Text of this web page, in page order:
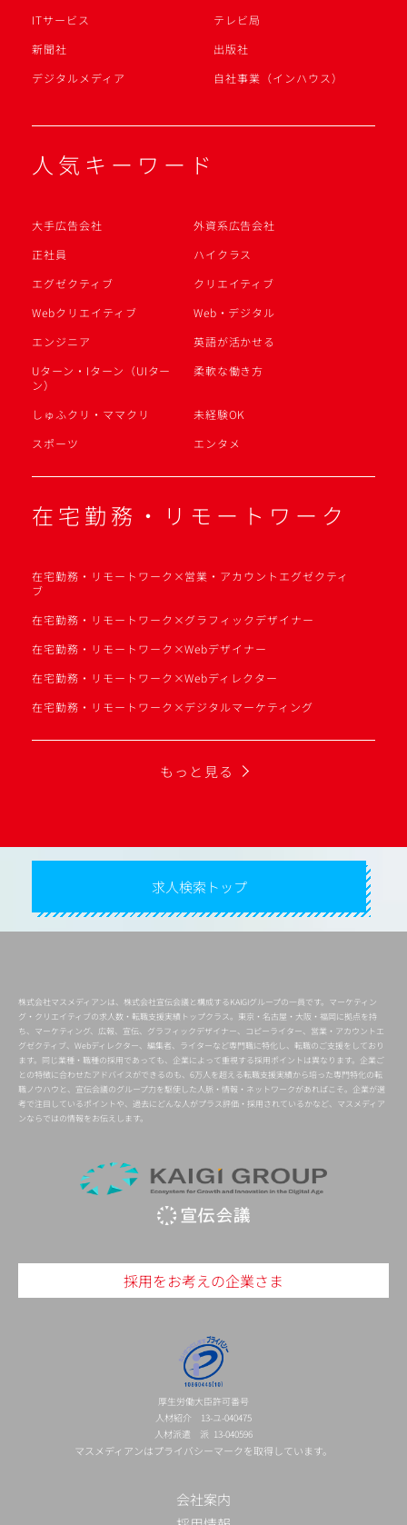
ITサービス
テレビ局
新聞社
出版社
デジタルメディア
自社事業（インハウス）
人気キーワード
大手広告会社
外資系広告会社
正社員
ハイクラス
エグゼクティブ
クリエイティブ
Webクリエイティブ
Web・デジタル
エンジニア
英語が活かせる
Uターン・Iターン（UIター
ン）
柔軟な働き方
しゅふクリ・ママクリ
未経験OK
スポーツ
エンタメ
在宅勤務・リモートワーク
在宅勤務・リモートワーク×営業・アカウントエグゼクティ
ブ
在宅勤務・リモートワーク×グラフィックデザイナー
在宅勤務・リモートワーク×Webデザイナー
在宅勤務・リモートワーク×Webディレクター
在宅勤務・リモートワーク×デジタルマーケティング
もっと見る
求人検索トップ
株式会社マスメディアンは、株式会社宣伝会議と構成するKAIGIグループの一員です。マーケティン
グ・クリエイティブの求人数・転職支援実績トップクラス。東京・名古屋・大阪・福岡に拠点を持
ち、マーケティング、広報、宣伝、グラフィックデザイナー、コピーライター、営業・アカウントエ
グゼクティブ、Webディレクター、編集者、ライターなど専門職に特化し、転職のご支援をしており
ます。同じ業種・職種の採用であっても、企業によって重視する採用ポイントは異なります。企業ご
との特徴に合わせたアドバイスができるのも、6万人を超える転職支援実績から培った専門特化の転
職ノウハウと、宣伝会議のグループ力を駆使した人脈・情報・ネットワークがあればこそ。企業が選
考で注目しているポイントや、過去にどんな人がプラス評価・採用されているかなど、マスメディア
ンならではの情報をお伝えします。
採用をお考えの企業さま
厚生労働大臣許可番号
人材紹介 13-ユ-040475
人材派遣 派 13-040596
マスメディアンはプライバシーマークを取得しています。
会社案内